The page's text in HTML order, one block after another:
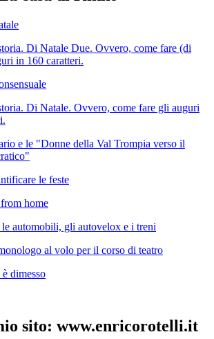
Di Natale Due. Ovvero, come fare (di
in 160 caratteri.
Di Natale. Ovvero, come fare gli auguri
e le "Donne della Val Trompia verso il
le feste
home
automobili, gli autovelox e i treni
al volo per il corso di teatro
dimesso
sito: www.enricorotelli.it